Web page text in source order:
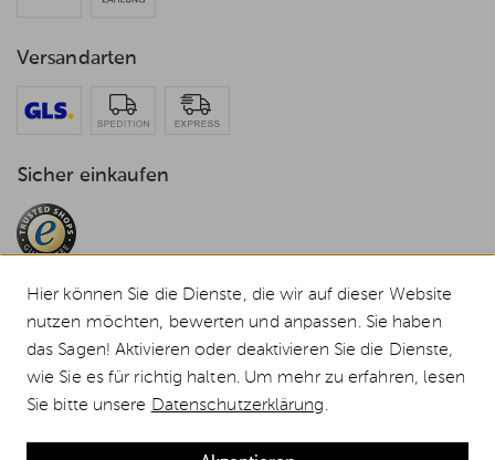
Versandarten
Sicher einkaufen
© 2026 Weststyle GmbH · Europas grosser Weber Spezialist
Alle Preise inkl. MwSt., inkl. Verpackungskosten und zzgl.
Durchgestrichene Preise entsprechen dem bisherigen Preis bei Weststyle.
Weber Alu-Tropfschalen klein 10 Stck. günstig kaufen
Hier können Sie die Dienste, die wir auf dieser Website
nutzen möchten, bewerten und anpassen. Sie haben
das Sagen! Aktivieren oder deaktivieren Sie die Dienste,
wie Sie es für richtig halten. Um mehr zu erfahren, lesen
Sie bitte unsere Datenschutzerklärung.